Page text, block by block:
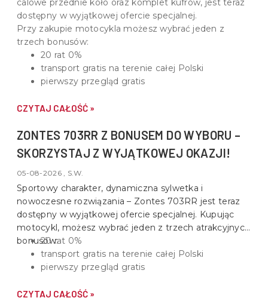
calowe przednie koło oraz komplet kufrów, jest teraz
dostępny w wyjątkowej ofercie specjalnej.
Przy zakupie motocykla możesz wybrać jeden z
trzech bonusów:
20 rat 0%
transport gratis na terenie całej Polski
pierwszy przegląd gratis
CZYTAJ CAŁOŚĆ »
ZONTES 703RR Z BONUSEM DO WYBORU –
SKORZYSTAJ Z WYJĄTKOWEJ OKAZJI!
05-08-2026 , S.W.
Sportowy charakter, dynamiczna sylwetka i
nowoczesne rozwiązania – Zontes 703RR jest teraz
dostępny w wyjątkowej ofercie specjalnej. Kupując
motocykl, możesz wybrać jeden z trzech atrakcyjnych
bonusów:20 rat 0%
transport gratis na terenie całej Polski
pierwszy przegląd gratis
CZYTAJ CAŁOŚĆ »